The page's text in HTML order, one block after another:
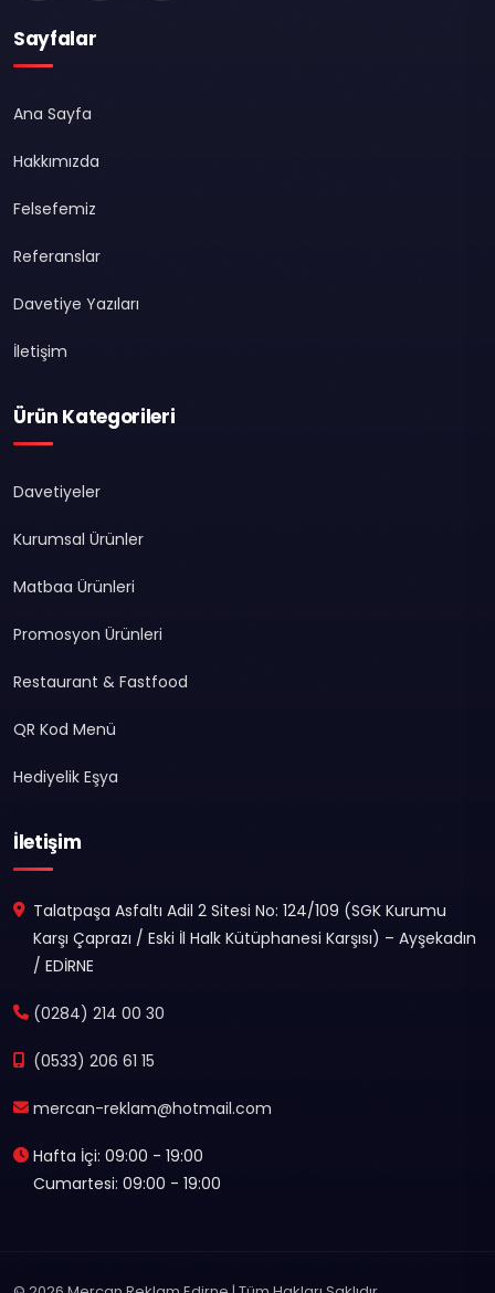
Sayfalar
Ana Sayfa
Hakkımızda
Felsefemiz
Referanslar
Davetiye Yazıları
İletişim
Ürün Kategorileri
Davetiyeler
Kurumsal Ürünler
Matbaa Ürünleri
Promosyon Ürünleri
Restaurant & Fastfood
QR Kod Menü
Hediyelik Eşya
İletişim
Talatpaşa Asfaltı Adil 2 Sitesi No: 124/109 (SGK Kurumu
Karşı Çaprazı / Eski İl Halk Kütüphanesi Karşısı) – Ayşekadın
/ EDİRNE
(0284) 214 00 30
(0533) 206 61 15
mercan-reklam@hotmail.com
Hafta İçi: 09:00 - 19:00
Cumartesi: 09:00 - 19:00